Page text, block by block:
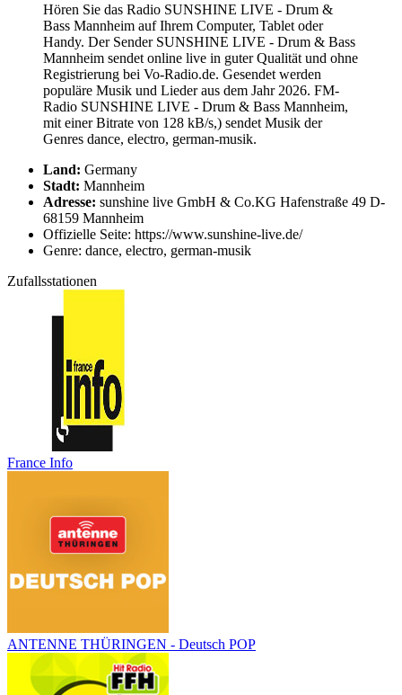
Hören Sie das Radio SUNSHINE LIVE - Drum &
Bass Mannheim auf Ihrem Computer, Tablet oder
Handy. Der Sender SUNSHINE LIVE - Drum & Bass
Mannheim sendet online live in guter Qualität und ohne
Registrierung bei Vo-Radio.de. Gesendet werden
populäre Musik und Lieder aus dem Jahr 2026. FM-
Radio SUNSHINE LIVE - Drum & Bass Mannheim,
mit einer Bitrate von 128 kB/s,) sendet Musik der
Genres dance, electro, german-musik.
Land: Germany
Stadt: Mannheim
Adresse: sunshine live GmbH & Co.KG Hafenstraße 49 D-
68159 Mannheim
Offizielle Seite: https://www.sunshine-live.de/
Genre: dance, electro, german-musik
Zufallsstationen
France Info
ANTENNE THÜRINGEN - Deutsch POP